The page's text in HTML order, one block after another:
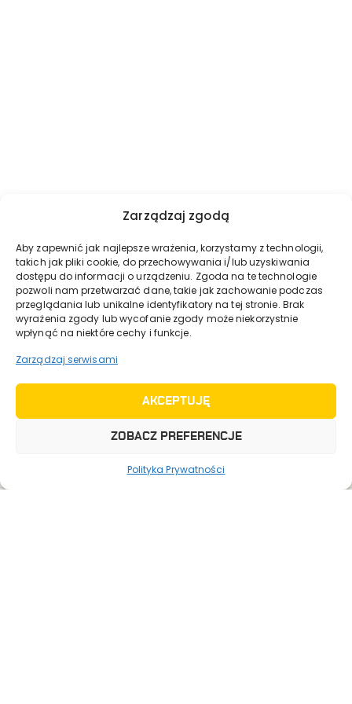
Zarządzaj zgodą
Aby zapewnić jak najlepsze wrażenia, korzystamy z technologii,
takich jak pliki cookie, do przechowywania i/lub uzyskiwania
dostępu do informacji o urządzeniu. Zgoda na te technologie
pozwoli nam przetwarzać dane, takie jak zachowanie podczas
przeglądania lub unikalne identyfikatory na tej stronie. Brak
wyrażenia zgody lub wycofanie zgody może niekorzystnie
wpłynąć na niektóre cechy i funkcje.
Zarządzaj serwisami
AKCEPTUJĘ
ZOBACZ PREFERENCJE
Polityka Prywatności
bartnik@bartnik.pl
Gospodarstwo Pasieczne “Sądecki Bartnik” sp. z
o.o.
33-331 Stróże 235, Polska